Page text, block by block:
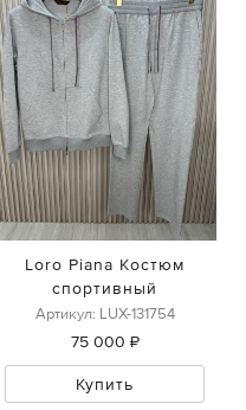
Loro Piana Костюм
спортивный
Артикул: LUX-131754
75 000 ₽
Купить